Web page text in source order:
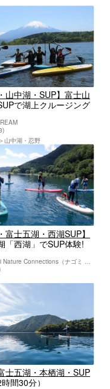
山中湖・SUP】富士山
で湖上クルージング
山中湖・忍野
4位
富士五湖・西湖SUP】
「西湖」でSUP体験!
6位
士五湖・本栖湖・SUP
間30分）